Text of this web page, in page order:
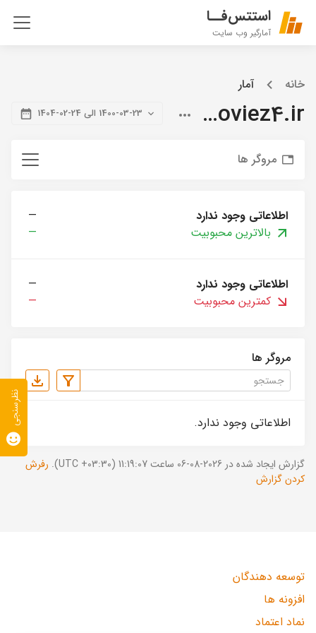
استتس‌فــا
آمارگیر وب سایت
خانه آمار
citymoviez4.ir 1400-03-23 الی 24-02-1404
مروگر ها
اطلاعاتی وجود ندارد
—
بالاترین محبوبیت
—
اطلاعاتی وجود ندارد
—
کمترین محبوبیت
—
مروگر ها
اطلاعاتی وجود ندارد.
گزارش ایجاد شده در 2026-08-06 ساعت 11:19:07 (UTC +03:30).
رفرش
کردن گزارش
توسعه دهندگان
افزونه ها
نماد اعتماد
نظرسنجی